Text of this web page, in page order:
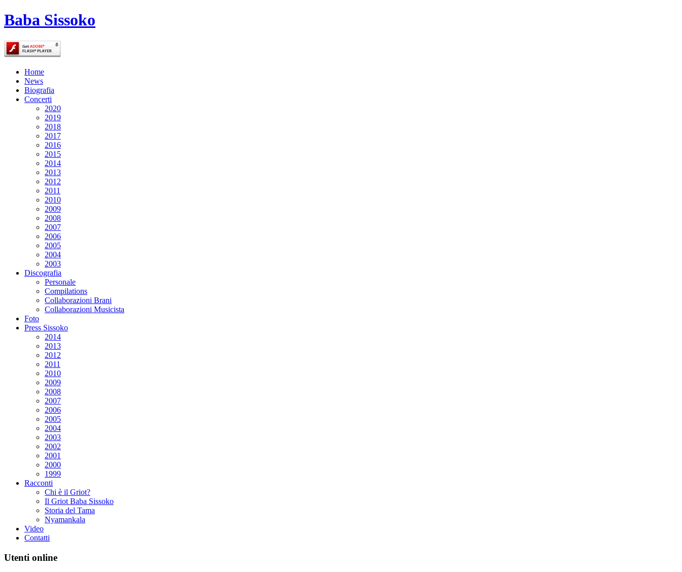
Baba Sissoko
Home
News
Biografia
Concerti
2020
2019
2018
2017
2016
2015
2014
2013
2012
2011
2010
2009
2008
2007
2006
2005
2004
2003
Discografia
Personale
Compilations
Collaborazioni Brani
Collaborazioni Musicista
Foto
Press Sissoko
2014
2013
2012
2011
2010
2009
2008
2007
2006
2005
2004
2003
2002
2001
2000
1999
Racconti
Chi è il Griot?
Il Griot Baba Sissoko
Storia del Tama
Nyamankala
Video
Contatti
Utenti online